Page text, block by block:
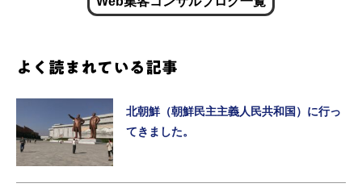
よく読まれている記事
北朝鮮（朝鮮民主主義人民共和国）に行っ
てきました。